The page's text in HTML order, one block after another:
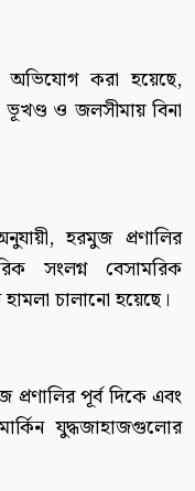
অভিযোগ করা হয়েছে,
ভূখণ্ড ও জলসীমায় বিনা
হরমুজ প্রণালির
সংলগ্ন বেসামরিক
চালানো হয়েছে।
প্রণালির পূর্ব দিকে এবং
যুদ্ধজাহাজগুলোর